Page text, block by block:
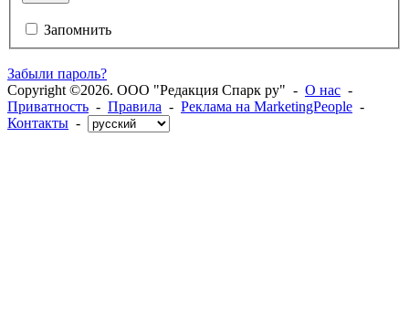
Запомнить
Забыли пароль?
Copyright ©2026. ООО "Редакция Спарк ру" - О нас -
Приватность - Правила - Реклама на MarketingPeople -
Контакты -